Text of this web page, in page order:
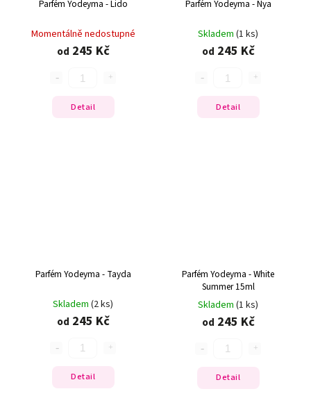
Parfém Yodeyma - Lido
Momentálně nedostupné
od 245 Kč
Detail
Parfém Yodeyma - Nya
Skladem (1 ks)
od 245 Kč
Detail
Parfém Yodeyma - Tayda
Skladem (2 ks)
od 245 Kč
Detail
Parfém Yodeyma - White
Summer 15ml
Skladem (1 ks)
od 245 Kč
Detail